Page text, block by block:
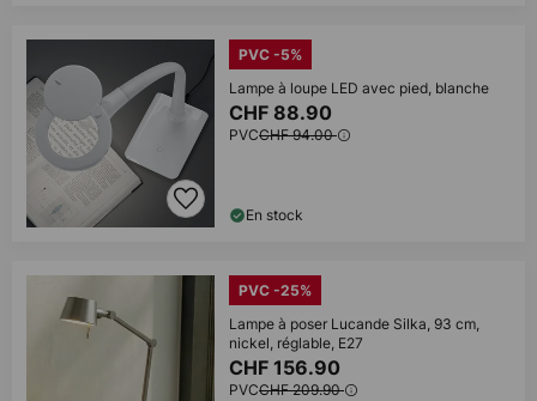
PVC -5%
Lampe à loupe LED avec pied, blanche
CHF 88.90
PVCCHF 94.00
En stock
PVC -25%
Lampe à poser Lucande Silka, 93 cm,
nickel, réglable, E27
CHF 156.90
PVCCHF 209.90